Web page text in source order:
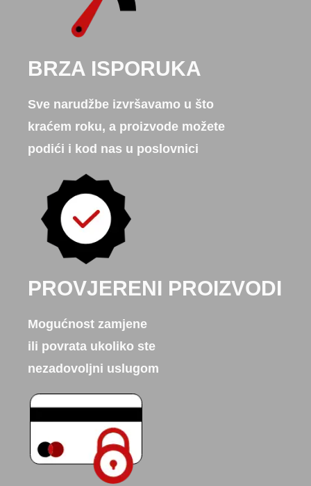
BRZA ISPORUKA
Sve narudžbe izvršavamo u što
kraćem roku, a proizvode možete
podići i kod nas u poslovnici
PROVJERENI PROIZVODI
Mogućnost zamjene
ili povrata ukoliko ste
nezadovoljni uslugom